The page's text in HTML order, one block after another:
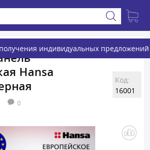
индивидуальных предложений
Hansa
0
Код:
16001